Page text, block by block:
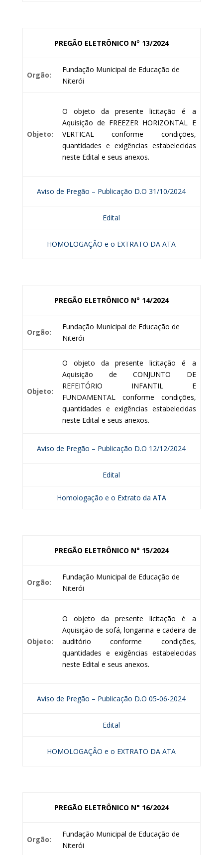
PREGÃO ELETRÔNICO N° 13/2024
Orgão:
Fundação Municipal de Educação de
Niterói
Objeto:
O objeto da presente licitação é a
Aquisição de FREEZER HORIZONTAL E
VERTICAL conforme condições,
quantidades e exigências estabelecidas
neste Edital e seus anexos.
Aviso de Pregão – Publicação D.O 31/10/2024
Edital
HOMOLOGAÇÂO e o EXTRATO DA ATA
PREGÃO ELETRÔNICO N° 14/2024
Orgão:
Fundação Municipal de Educação de
Niterói
Objeto:
O objeto da presente licitação é a
Aquisição de CONJUNTO DE
REFEITÓRIO INFANTIL E
FUNDAMENTAL conforme condições,
quantidades e exigências estabelecidas
neste Edital e seus anexos.
Aviso de Pregão – Publicação D.O 12/12/2024
Edital
Homologação e o Extrato da ATA
PREGÃO ELETRÔNICO N° 15/2024
Orgão:
Fundação Municipal de Educação de
Niterói
Objeto:
O objeto da presente licitação é a
Aquisição de sofá, longarina e cadeira de
auditório conforme condições,
quantidades e exigências estabelecidas
neste Edital e seus anexos.
Aviso de Pregão – Publicação D.O 05-06-2024
Edital
HOMOLOGAÇÂO e o EXTRATO DA ATA
PREGÃO ELETRÔNICO N° 16/2024
Orgão:
Fundação Municipal de Educação de
Niterói